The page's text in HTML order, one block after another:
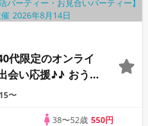
限定のオンライ
会い応援♪♪ おう
☆全国の方が対象
〜
38〜52歳 550円